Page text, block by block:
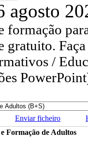
agosto
formação
gratuito.
/
Enviar ficheiro
Formação de Adultos